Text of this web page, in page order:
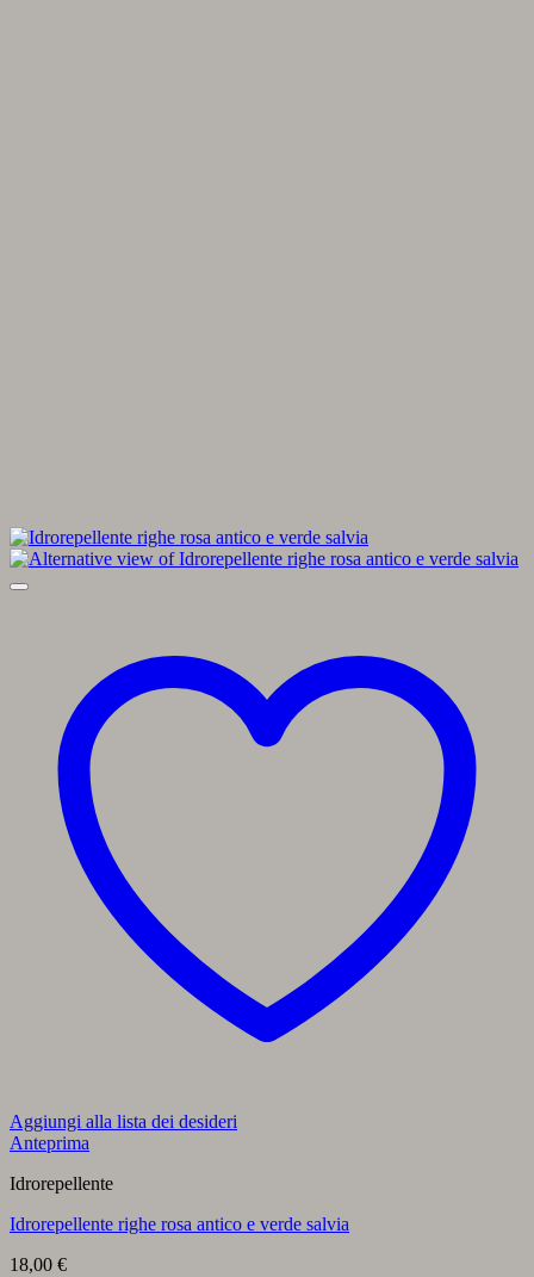
Aggiungi alla lista dei desideri
Anteprima
Idrorepellente
Idrorepellente righe rosa antico e verde salvia
18,00 €